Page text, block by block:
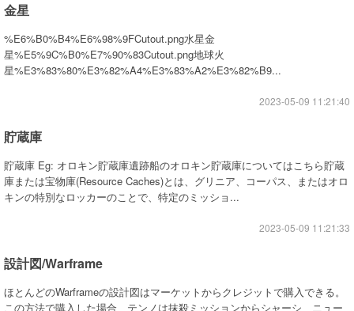
金星
%E6%B0%B4%E6%98%9FCutout.png水星金
星%E5%9C%B0%E7%90%83Cutout.png地球火
星%E3%83%80%E3%82%A4%E3%83%A2%E3%82%B9...
2023-05-09 11:21:40
貯蔵庫
貯蔵庫 Eg: オロキン貯蔵庫遺跡船のオロキン貯蔵庫についてはこちら貯蔵
庫または宝物庫(Resource Caches)とは、グリニア、コーパス、またはオロ
キンの特別なロッカーのことで、特定のミッショ...
2023-05-09 11:21:33
設計図/Warframe
ほとんどのWarframeの設計図はマーケットからクレジットで購入できる。
この方法で購入した場合、テンノは抹殺ミッションからシャーシ、ニュー